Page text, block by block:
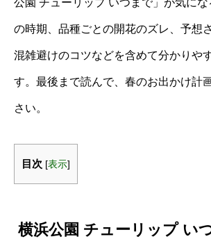
公園 チューリップ いつまで」が気に
の時期、品種ごとの開花のズレ、予想
混雑避けのコツなどを含めて分かりや
す。最後まで読んで、春のお出かけ計
さい。
目次 [表示]
横浜公園 チューリップ い